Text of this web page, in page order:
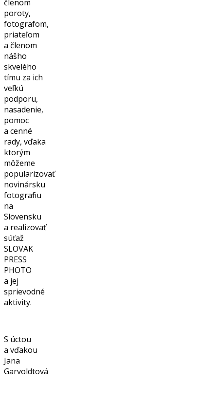
členom
poroty,
fotografom,
priateľom
a členom
nášho
skvelého
tímu za ich
veľkú
podporu,
nasadenie,
pomoc
a cenné
rady, vďaka
ktorým
môžeme
popularizovať
novinársku
fotografiu
na
Slovensku
a realizovať
súťaž
SLOVAK
PRESS
PHOTO
a jej
sprievodné
aktivity.
S úctou
a vďakou
Jana
Garvoldtová